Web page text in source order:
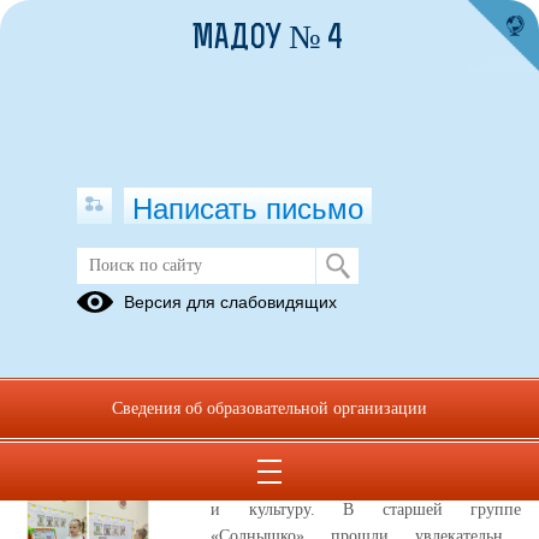
Публикации за 12.06.2026
символизирующий нашу любовь к
Родине и гордость за ее богатую историю
и культуру. В старшей группе
МАДОУ № 4
Написать письмо
Версия для слабовидящих
Сведения об образовательной организации